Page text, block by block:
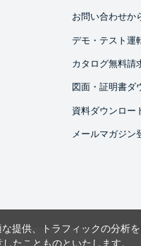
お問い合わせか
デモ・テスト運
カタログ無料請
図面・証明書ダ
資料ダウンロー
メールマガジン
提供、トラフィックの分析
たことものといたします。